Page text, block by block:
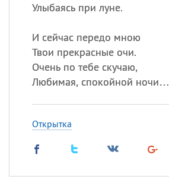
Улыбаясь при луне.
И сейчас передо мною
Твои прекрасные очи.
Очень по тебе скучаю,
Любимая, спокойной ночи…
Открытка